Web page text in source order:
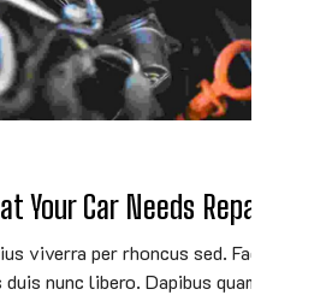
Your Car Needs Repair
viverra per rhoncus sed. Facilisi
nunc libero. Dapibus quam morbi